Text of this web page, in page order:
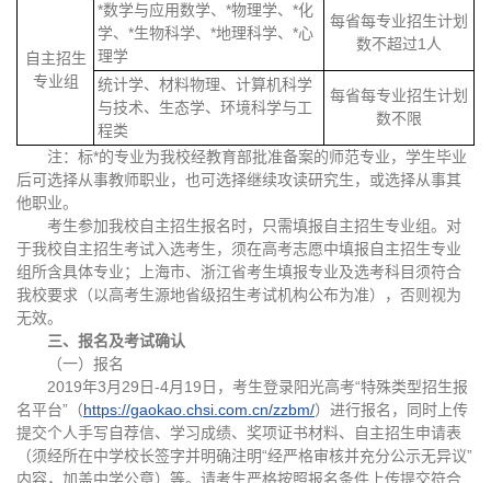
自主招生
专业组
*数学与应用数学、*物理学、*化
学、*生物科学、*地理科学、*心
理学
每省每专业招生计划
数不超过1人
统计学、材料物理、计算机科学
与技术、生态学、环境科学与工
程类
每省每专业招生计划
数不限
注：标*的专业为我校经教育部批准备案的师范专业，学生毕业
后可选择从事教师职业，也可选择继续攻读研究生，或选择从事其
他职业。
考生参加我校自主招生报名时，只需填报自主招生专业组。对
于我校自主招生考试入选考生，须在高考志愿中填报自主招生专业
组所含具体专业；上海市、浙江省考生填报专业及选考科目须符合
我校要求（以高考生源地省级招生考试机构公布为准），否则视为
无效。
三、报名及考试确认
（一）报名
2019年3月29日-4月19日，考生登录阳光高考“特殊类型招生报
名平台”（https://gaokao.chsi.com.cn/zzbm/）进行报名，同时上传
提交个人手写自荐信、学习成绩、奖项证书材料、自主招生申请表
（须经所在中学校长签字并明确注明“经严格审核并充分公示无异议”
内容，加盖中学公章）等。请考生严格按照报名条件上传提交符合